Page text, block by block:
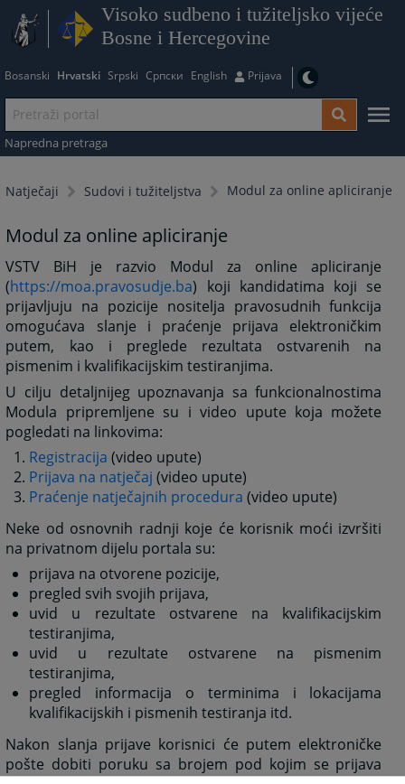
Visoko sudbeno i tužiteljsko vijeće
Bosne i Hercegovine
Bosanski Hrvatski Srpski Српски English Prijava
Napredna pretraga
Natječaji Sudovi i tužiteljstva Modul za online apliciranje
Modul za online apliciranje
VSTV BiH je razvio Modul za online apliciranje
(https://moa.pravosudje.ba) koji kandidatima koji se
prijavljuju na pozicije nositelja pravosudnih funkcija
omogućava slanje i praćenje prijava elektroničkim
putem, kao i preglede rezultata ostvarenih na
pismenim i kvalifikacijskim testiranjima.
U cilju detaljnijeg upoznavanja sa funkcionalnostima
Modula pripremljene su i video upute koja možete
pogledati na linkovima:
Registracija (video upute)
Prijava na natječaj (video upute)
Praćenje natječajnih procedura (video upute)
Neke od osnovnih radnji koje će korisnik moći izvršiti
na privatnom dijelu portala su:
prijava na otvorene pozicije,
pregled svih svojih prijava,
uvid u rezultate ostvarene na kvalifikacijskim
testiranjima,
uvid u rezultate ostvarene na pismenim
testiranjima,
pregled informacija o terminima i lokacijama
kvalifikacijskih i pismenih testiranja itd.
Nakon slanja prijave korisnici će putem elektroničke
pošte dobiti poruku sa brojem pod kojim se prijava